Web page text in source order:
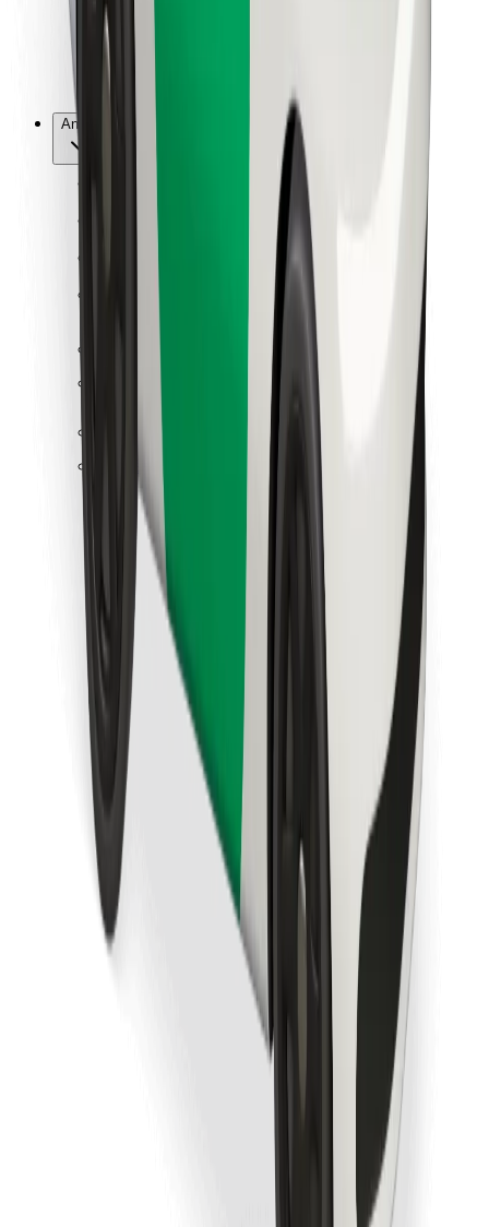
For flåteeiere
For restauranter
Bolt for Business
Annet
Vilkår og betingelser
Sikkerhet
Få en tur på minutter!
Last ned Bolt-appen
Finn yndlingsmaten din!
Last ned Bolt Food-appen